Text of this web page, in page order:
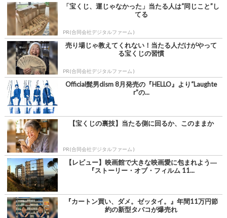
「宝くじ、運じゃなかった」当たる人は“同じこと”し
てる
PR(合同会社デジタルファーム )
売り場じゃ教えてくれない！当たる人だけがやって
る宝くじの習慣
PR(合同会社デジタルファーム )
Official髭男dism 8月発売の『HELLO』より“Laughte
r”の...
【宝くじの裏技】当たる側に回るか、このままか
PR(合同会社デジタルファーム )
【レビュー】映画館で大きな映画愛に包まれよう―
『ストーリー・オブ・フィルム 11...
『カートン買い、ダメ。ゼッタイ。』年間11万円節
約の新型タバコが爆売れ